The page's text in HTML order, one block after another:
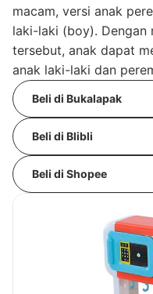
macam, versi anak
laki-laki (boy). Dengan
tersebut, anak dapat
anak laki-laki dan
Beli di Bukalapak
Beli di Blibli
Beli di Shopee